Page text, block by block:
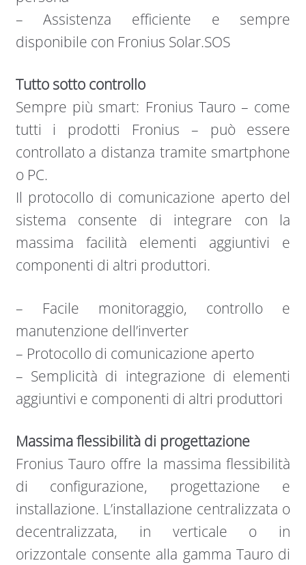
– Assistenza efficiente e sempre
disponibile con Fronius Solar.SOS
Tutto sotto controllo
Sempre più smart: Fronius Tauro – come
tutti i prodotti Fronius – può essere
controllato a distanza tramite smartphone
o PC.
Il protocollo di comunicazione aperto del
sistema consente di integrare con la
massima facilità elementi aggiuntivi e
componenti di altri produttori.
– Facile monitoraggio, controllo e
manutenzione dell’inverter
– Protocollo di comunicazione aperto
– Semplicità di integrazione di elementi
aggiuntivi e componenti di altri produttori
Massima flessibilità di progettazione
Fronius Tauro offre la massima flessibilità
di configurazione, progettazione e
installazione. L’installazione centralizzata o
decentralizzata, in verticale o in
orizzontale consente alla gamma Tauro di